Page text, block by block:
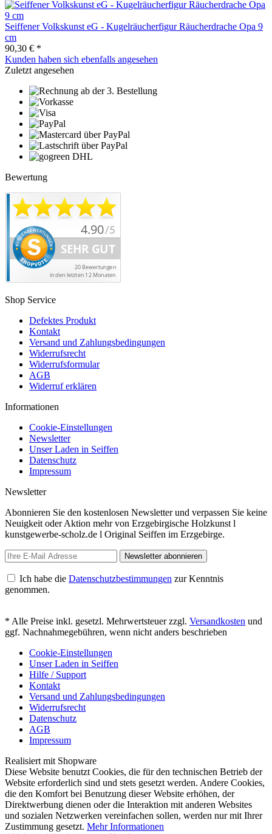
Seiffener Volkskunst eG - Kugelräucherfigur Räucherdrache Opa 9
cm
90,30 € *
Kunden haben sich ebenfalls angesehen
Zuletzt angesehen
Bewertung
Shop Service
Defektes Produkt
Kontakt
Versand und Zahlungsbedingungen
Widerrufsrecht
Widerrufsformular
AGB
Widerruf erklären
Informationen
Cookie-Einstellungen
Newsletter
Unser Laden in Seiffen
Datenschutz
Impressum
Newsletter
Abonnieren Sie den kostenlosen Newsletter und verpassen Sie keine
Neuigkeit oder Aktion mehr von Erzgebirgische Holzkunst l
kunstgewerbe-scholz.de l Original Seiffen im Erzgebirge.
Newsletter abonnieren
Ich habe die Datenschutzbestimmungen zur Kenntnis
genommen.
* Alle Preise inkl. gesetzl. Mehrwertsteuer zzgl. Versandkosten und
ggf. Nachnahmegebühren, wenn nicht anders beschrieben
Cookie-Einstellungen
Unser Laden in Seiffen
Hilfe / Support
Kontakt
Versand und Zahlungsbedingungen
Widerrufsrecht
Datenschutz
AGB
Impressum
Realisiert mit Shopware
Diese Website benutzt Cookies, die für den technischen Betrieb der
Website erforderlich sind und stets gesetzt werden. Andere Cookies,
die den Komfort bei Benutzung dieser Website erhöhen, der
Direktwerbung dienen oder die Interaktion mit anderen Websites
und sozialen Netzwerken vereinfachen sollen, werden nur mit Ihrer
Zustimmung gesetzt. Mehr Informationen